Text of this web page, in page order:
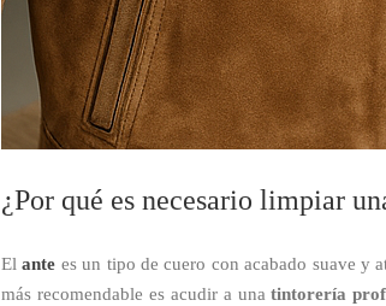
¿Por qué es necesario limpiar
Elante es un tipo de cuero con acabado suave y
más recomendable es acudir a unatintorería